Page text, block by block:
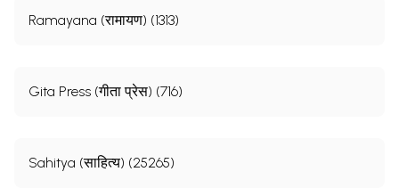
Ramayana (रामायण) (1313)
Gita Press (गीता प्रेस) (716)
Sahitya (साहित्य) (25265)